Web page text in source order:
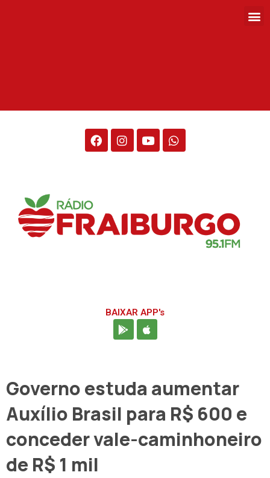
BAIXAR APP's
Governo estuda aumentar
Auxílio Brasil para R$ 600 e
conceder vale-caminhoneiro
de R$ 1 mil